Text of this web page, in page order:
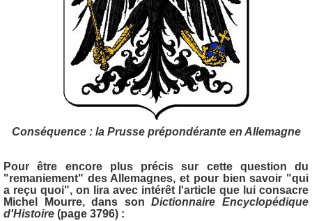
Conséquence : la Prusse prépondérante en Allemagne
Pour être encore plus précis sur cette question du
"remaniement" des Allemagnes, et pour bien savoir "qui
a reçu quoi", on lira avec intérêt l'article que lui consacre
Michel Mourre, dans sonDictionnaire Encyclopédique
d'Histoire (page 3796) :